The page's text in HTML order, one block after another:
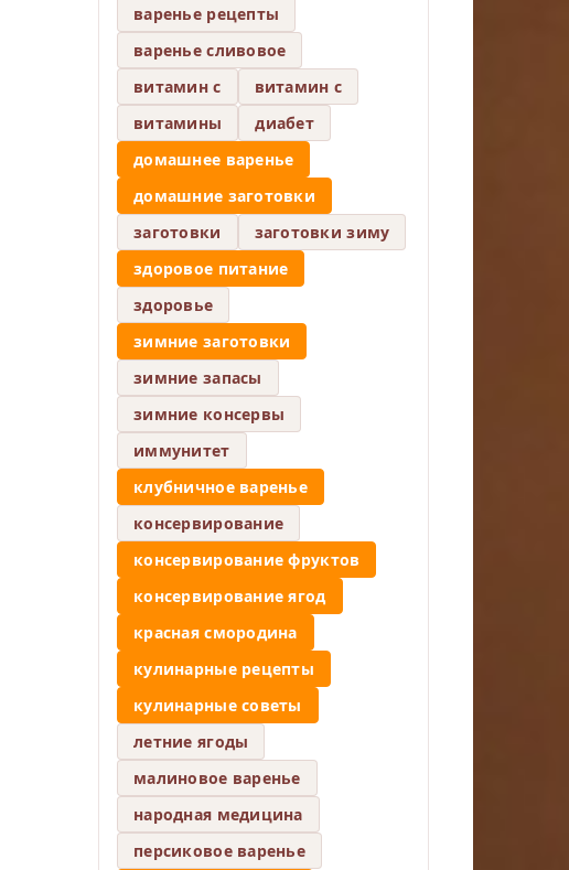
варенье рецепты
варенье сливовое
витамин c
витамин с
витамины
диабет
домашнее варенье
домашние заготовки
заготовки
заготовки зиму
здоровое питание
здоровье
зимние заготовки
зимние запасы
зимние консервы
иммунитет
клубничное варенье
консервирование
консервирование фруктов
консервирование ягод
красная смородина
кулинарные рецепты
кулинарные советы
летние ягоды
малиновое варенье
народная медицина
персиковое варенье